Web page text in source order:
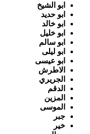
ابو الشيخ
ابو حديد
ابو خالد
ابو خليل
ابو سالم
ابو ليلى
ابو عيسى
الاطرش
الجريري
الدقم
المزين
الموسى
جبر
خير